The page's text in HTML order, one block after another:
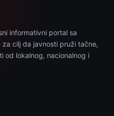
informativni portal sa
cilj da javnosti pruži tačne,
od lokalnog, nacionalnog i